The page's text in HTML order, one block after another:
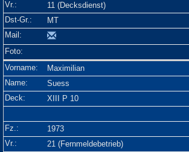
11 (Decksdienst)
MT
Maximilian
Suess
XIII P 10
1973
21 (Fernmeldebetrieb)